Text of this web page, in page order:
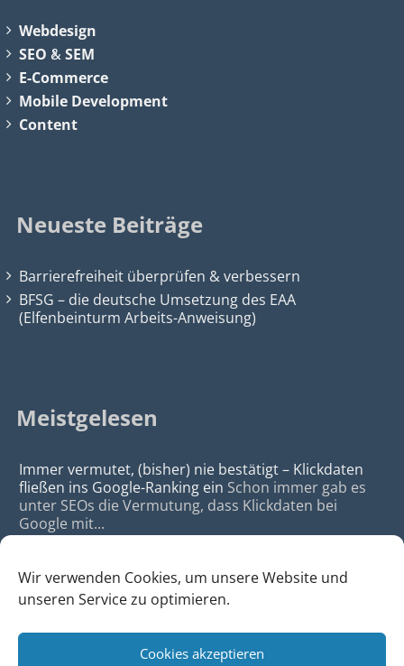
Wir verwenden Cookies, um unsere Website und
unseren Service zu optimieren.
Cookies akzeptieren
Webdesign
SEO &SEM
E-Commerce
Mobile Development
Content
Neueste Beiträge
Barrierefreiheit überprüfen & verbessern
BFSG – die deutsche Umsetzung des EAA
(Elfenbeinturm Arbeits-Anweisung)
Meistgelesen
Immer vermutet, (bisher) nie bestätigt – Klickdaten
fließen ins Google-Ranking ein Schon immer gab es
unter SEOs die Vermutung, dass Klickdaten bei
Google mit...